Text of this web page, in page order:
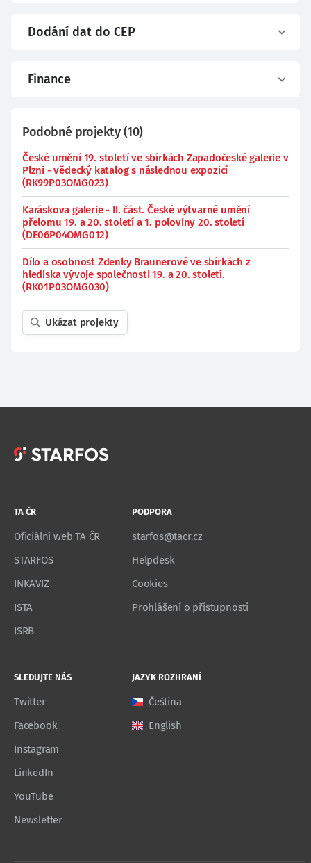
Dodání dat do CEP
Finance
Podobné projekty(10)
České umění 19. století ve sbírkách Zapadočeské galerie v
Plzni - vědecký katalog s následnou expozicí
(RK99P03OMG023)
Karáskova galerie - II. část. České výtvarné umění
přelomu 19. a 20. století a 1. poloviny 20. století
(DE06P04OMG012)
Dílo a osobnost Zdenky Braunerové ve sbírkách z
hlediska vývoje společnosti 19. a 20. století.
(RK01P03OMG030)
Ukázat projekty
TA ČR
Oficiální web TA ČR
STARFOS
INKAVIZ
ISTA
ISRB
PODPORA
starfos@tacr.cz
Helpdesk
Cookies
Prohlášení o přístupnosti
SLEDUJTE NÁS
Twitter
Facebook
Instagram
LinkedIn
YouTube
Newsletter
JAZYK ROZHRANÍ
Čeština
English